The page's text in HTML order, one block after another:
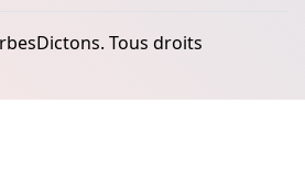
Tous droits